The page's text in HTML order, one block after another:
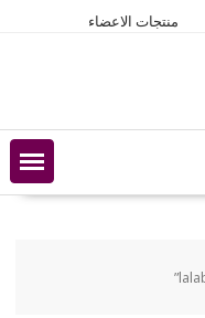
منتجات الاعضاء